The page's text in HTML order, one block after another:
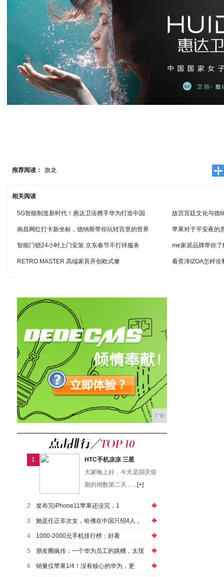
推荐阅读： 旗龙
相关阅读
5G智能制造新时代！惠达卫浴携手华为打造中国 故宫宫廷文化与德
南昌网红打卡新坐标，德纳斯带你玩转宫里的世界 苹果对于平安夜的
智能门锁24小时上门安装 京东春节不打烊服务 me家居品牌带你
RETRO MASTER 高端家具开创欧式奢 看奕泽IZOA怎样诠
广告
1
HTC手机凉凉 三星
大家晚上好，今天是国庆假
期的倒数第二天，...[+]
2 发布完iPhone11苹果还没完，1
3 她是任正非次女，哈佛在中国只招4人，
4 1000-2000元手机排行榜：好看
5 朋友圈疯传：一个华为员工的跳槽，太现
6 销量仅苹果1/4！没有核心的华为，更